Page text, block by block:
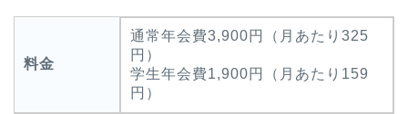
料金
通常年会費3,900円（月あたり325
円）
学生年会費1,900円（月あたり159
円）